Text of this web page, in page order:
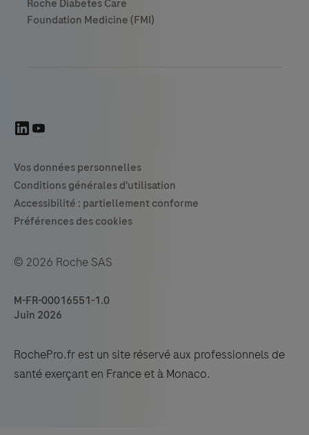
© 2026 Roche SAS
M-FR-00016551-1.0
Juin 2026
RochePro.fr est un site réservé aux professionnels de
santé exerçant en France et à Monaco.